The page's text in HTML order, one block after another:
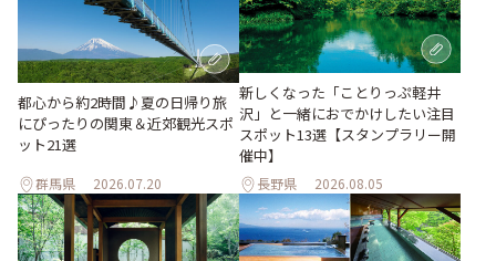
都心から約2時間♪夏の日帰り旅
にぴったりの関東＆近郊観光スポ
ット21選
群馬県 2026.07.20
新しくなった「ことりっぷ軽井
沢」と一緒におでかけしたい注目
スポット13選【スタンプラリー開
催中】
長野県 2026.08.05